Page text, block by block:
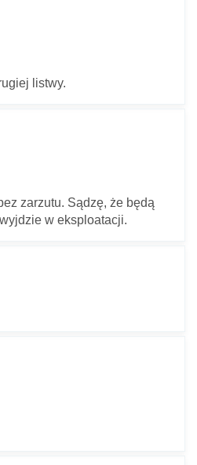
listwy.
zarzutu. Sądzę, że będą
w eksploatacji.